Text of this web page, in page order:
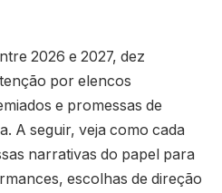
2026 e 2027, dez
por elencos
e promessas de
A seguir, veja como cada
narrativas do papel para
escolhas de direção